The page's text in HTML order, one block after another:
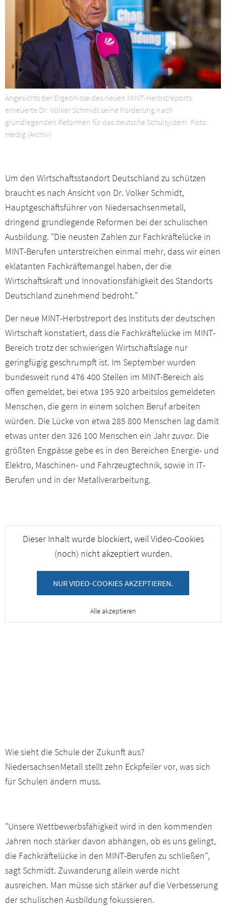
Arbeitgeber Magazin
Presseservice
Netzwerk
Veranstaltungen
Downloads
Mitgliederbereich
Angesichts der Ergebnisse des neuen MINT-Herbstreports
erneuerte Dr. Volker Schmidt seine Forderung nach
grundlegenden Reformen für das deutsche Schulsystem. Foto:
Herzig (Archiv)
Um den Wirtschaftsstandort Deutschland zu schützen
braucht es nach Ansicht von Dr. Volker Schmidt,
Hauptgeschäftsführer von Niedersachsenmetall,
dringend grundlegende Reformen bei der schulischen
Ausbildung. "Die neusten Zahlen zur Fachkräftelücke in
MINT-Berufen unterstreichen einmal mehr, dass wir einen
eklatanten Fachkräftemangel haben, der die
Wirtschaftskraft und Innovationsfähigkeit des Standorts
Deutschland zunehmend bedroht."
Der neue MINT-Herbstreport des Instituts der deutschen
Wirtschaft konstatiert, dass die Fachkräftelücke im MINT-
Bereich trotz der schwierigen Wirtschaftslage nur
geringfügig geschrumpft ist. Im September wurden
bundesweit rund 476 400 Stellen im MINT-Bereich als
offen gemeldet, bei etwa 195 920 arbeitslos gemeldeten
Menschen, die gern in einem solchen Beruf arbeiten
würden. Die Lücke von etwa 285 800 Menschen lag damit
etwas unter den 326 100 Menschen ein Jahr zuvor. Die
größten Engpässe gebe es in den Bereichen Energie- und
Elektro, Maschinen- und Fahrzeugtechnik, sowie in IT-
Berufen und in der Metallverarbeitung.
Dieser Inhalt wurde blockiert, weil Video-Cookies
(noch) nicht akzeptiert wurden.
NUR VIDEO-COOKIES AKZEPTIEREN.
Alle akzeptieren
Wie sieht die Schule der Zukunft aus?
NiedersachsenMetall stellt zehn Eckpfeiler vor, was sich
für Schulen ändern muss.
"Unsere Wettbewerbsfähigkeit wird in den kommenden
Jahren noch stärker davon abhängen, ob es uns gelingt,
die Fachkräftelücke in den MINT-Berufen zu schließen",
sagt Schmidt. Zuwanderung allein werde nicht
ausreichen. Man müsse sich stärker auf die Verbesserung
der schulischen Ausbildung fokussieren.